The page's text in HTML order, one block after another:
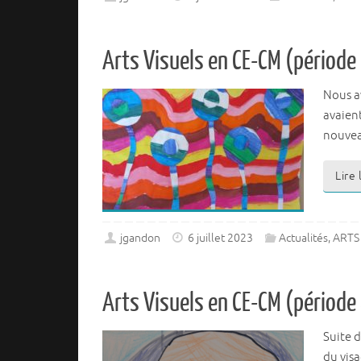
Arts Visuels en CE-CM
Nous
Lire
jgandon 6 juillet 2023 Actualités,
Arts Visuels en CE-CM
Suite
du